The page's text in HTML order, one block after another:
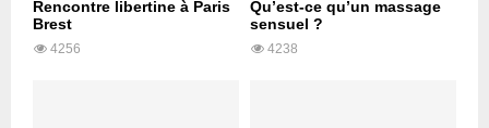
Rencontre libertine à Paris
Brest
4256
Qu’est-ce qu’un massage
sensuel ?
4238